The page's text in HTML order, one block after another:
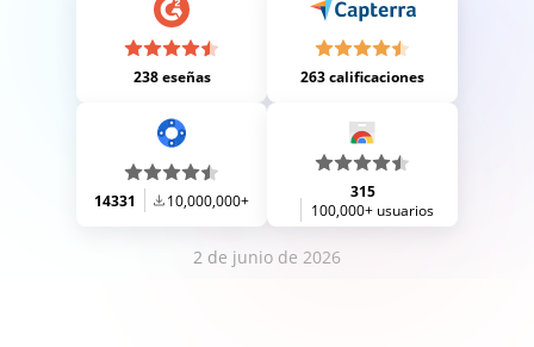
238 eseñas 263 calificaciones
14331 10,000,000+
315
100,000+ usuarios
2 de junio de 2026